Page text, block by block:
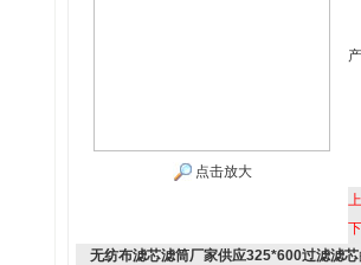
点击放大
无纺布滤芯滤筒厂家供应325*600过滤滤芯